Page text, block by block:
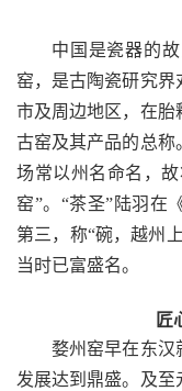
中国是瓷器的
窑，是古陶瓷研究界
市及周边地区，在胎
古窑及其产品的总称
场常以州名命名，
窑”。“茶圣”陆羽在
第三，称“碗，越州
当时已富盛名。
匠
婺州窑早在东汉就
发展达到鼎盛。及至